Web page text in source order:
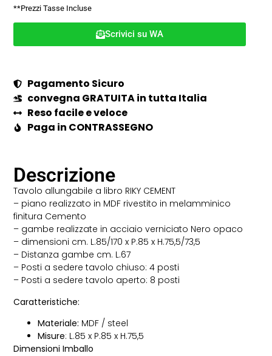
**Prezzi Tasse Incluse
Scrivici su WA
Pagamento Sicuro
convegna GRATUITA in tutta Italia
Reso facile e veloce
Paga in CONTRASSEGNO
Descrizione
Tavolo allungabile a libro RIKY CEMENT
– piano realizzato in MDF rivestito in melamminico
finitura Cemento
– gambe realizzate in acciaio verniciato Nero opaco
– dimensioni cm. L.85/170 x P.85 x H.75,5/73,5
– Distanza gambe cm. L.67
– Posti a sedere tavolo chiuso: 4 posti
– Posti a sedere tavolo aperto: 8 posti
Caratteristiche:
Materiale: MDF / steel
Misure: L.85 x P.85 x H.75,5
Dimensioni Imballo